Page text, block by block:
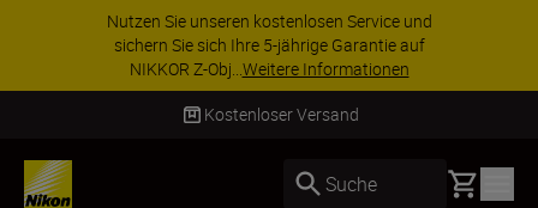
Nutzen Sie unseren kostenlosen Service und
sichern Sie sich Ihre 5-jährige Garantie auf
NIKKOR Z-Obj...Weitere Informationen
Kostenloser Versand
Suche Basket